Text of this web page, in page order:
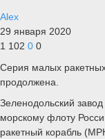
Alex
29 января 2020
1 102 0 0
Серия малых
продолжена.
Зеленодольский
морскому флоту
ракетный корабль